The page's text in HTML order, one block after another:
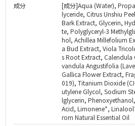
成分
[成分]Aqua (Water),
lyceride, Citrus Unshiu
Bark Extract, Glycerin,
te, Polyglyceryl-3
hol, Achillea Millefolium
a Bud Extract, Viola
s Root Extract, Calendula
vandula Angustifolia
Gallica Flower Extract,
019), Titanium Dioxide
utylene Glycol, Sodium
lglycerin,
Acid, Limonene*,
rom Natural Essential Oil